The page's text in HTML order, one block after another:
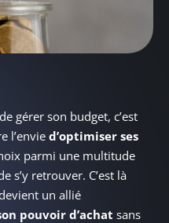
gérer son budget, c’est
l’envie d’optimiser ses
parmi une multitude
s’y retrouver. C’est là
devient un allié
pouvoir d’achat sans